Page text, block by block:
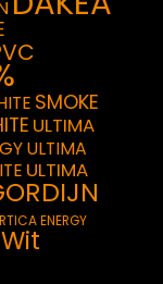
SMOKE
ULTIMA
ULTIMA
ULTIMA
ENERGY
Wit